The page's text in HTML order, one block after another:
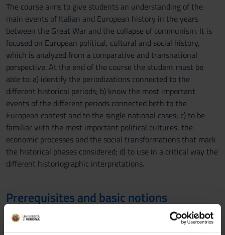
The course aims to give students an understanding of the
main events of Italian and European history in the years
between the Great War and the collapse of communism. It is
focused on European political, cultural and social history,
which is analyzed from a comparative and transnational
perspective. At the end of the course the student must be
able to: a) identify the periodizations connected to the
different historical periods; b) know the most important
events of the different periods connected both to the
European contest and to the single national cases; c) to be
familiar with the most important political cultures, the
economic processes and the social transformations that mark
the historical phases considered; d) to use in a critical way the
different historiographic interpretations.
Prerequisites and basic notions
Basic knowledge of the fundamental features of 20th century